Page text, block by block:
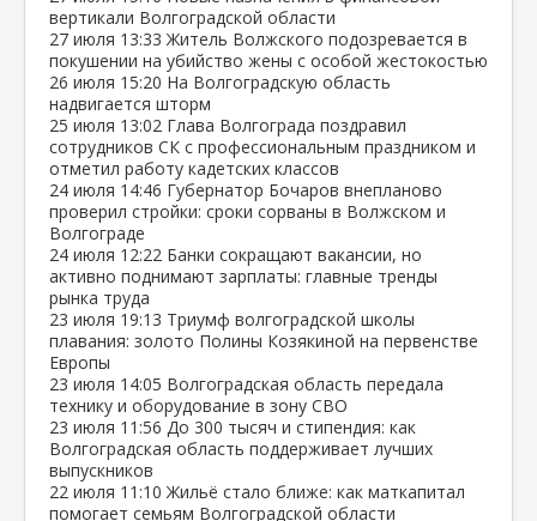
вертикали Волгоградской области
27 июля 13:33 Житель Волжского подозревается в
покушении на убийство жены с особой жестокостью
26 июля 15:20 На Волгоградскую область
надвигается шторм
25 июля 13:02 Глава Волгограда поздравил
сотрудников СК с профессиональным праздником и
отметил работу кадетских классов
24 июля 14:46 Губернатор Бочаров внепланово
проверил стройки: сроки сорваны в Волжском и
Волгограде
24 июля 12:22 Банки сокращают вакансии, но
активно поднимают зарплаты: главные тренды
рынка труда
23 июля 19:13 Триумф волгоградской школы
плавания: золото Полины Козякиной на первенстве
Европы
23 июля 14:05 Волгоградская область передала
технику и оборудование в зону СВО
23 июля 11:56 До 300 тысяч и стипендия: как
Волгоградская область поддерживает лучших
выпускников
22 июля 11:10 Жильё стало ближе: как маткапитал
помогает семьям Волгоградской области